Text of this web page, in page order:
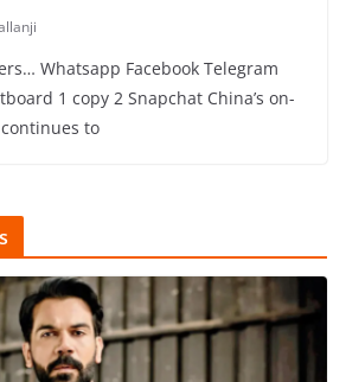
Whatsapp Facebook Telegram
1 copy 2 Snapchat China’s on-
to